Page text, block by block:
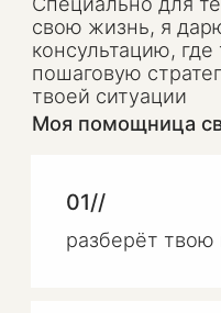
покажет, какие шаги
тебе, даже если ты
блог
03//
04//